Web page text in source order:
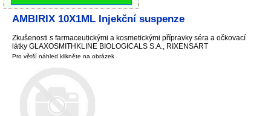
AMBIRIX 10X1ML Injekční suspenze
Zkušenosti s farmaceutickými a kosmetickými přípravky séra a očkovací
látky GLAXOSMITHKLINE BIOLOGICALS S.A., RIXENSART
Pro větší náhled klikněte na obrázek